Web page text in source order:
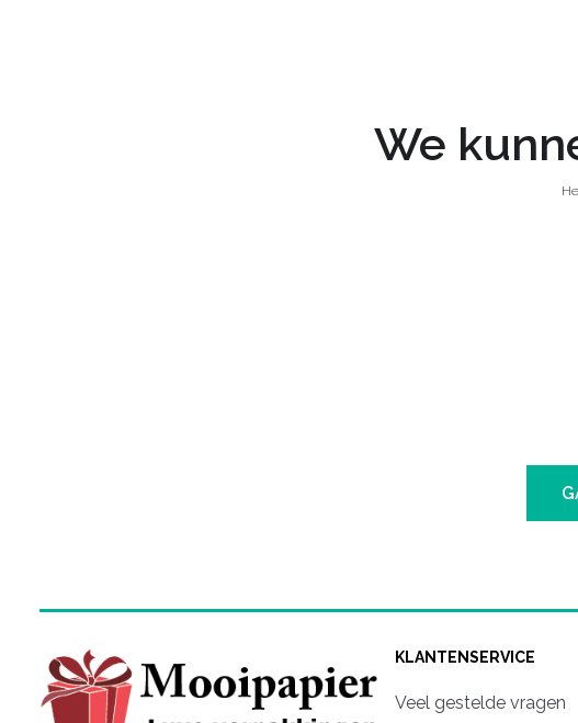
We
KLANTENSERVICE
Veel gestelde vragen